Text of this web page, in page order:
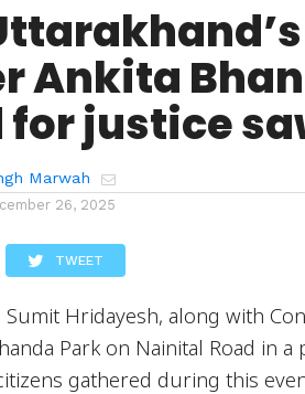
Ankita
justice
Marwah
26, 2025
TWEET
Sumit Hridayesh, along with
Park on Nainital Road in
gathered during this